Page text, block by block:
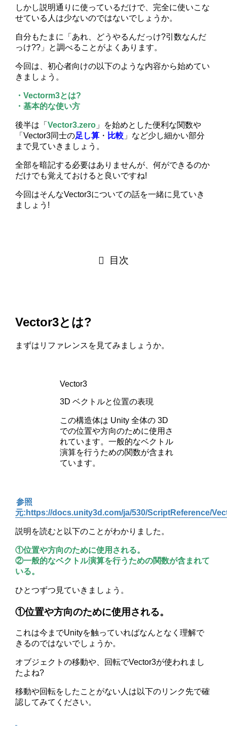
しかし説明通りに使っているだけで、完全に使いこな
せている人は少ないのではないでしょうか。
自分もたまに「あれ、どうやるんだっけ?引数なんだ
っけ??」と調べることがよくあります。
今回は、初心者向けの以下のような内容から始めてい
きましょう。
・Vectorm3とは?
・基本的な使い方
後半は「Vector3.zero 」を始めとした便利な関数や
「Vector3同士の足し算 ・ 比較 」など少し細かい部分
まで見ていきましょう。
全部を暗記する必要はありませんが、何ができるのか
だけでも覚えておけると良いですね!
今回はそんなVector3についての話を一緒に見ていき
ましょう!
目次
Vector3とは?
まずはリファレンスを見てみましょうか。
Vector3
3D ベクトルと位置の表現
この構造体は Unity 全体の 3D
での位置や方向のために使用さ
れています。一般的なベクトル
演算を行うための関数が含まれ
ています。
参照
元:https://docs.unity3d.com/ja/530/ScriptReference/
説明を読むと以下のことがわかりました。
①位置や方向のために使用される。
②一般的なベクトル演算を行うための関数が含まれて
いる。
ひとつずつ見ていきましょう。
①位置や方向のために使用される。
これは今までUnityを触っていればなんとなく理解で
きるのではないでしょうか。
オブジェクトの移動や、回転でVector3が使われまし
たよね?
移動や回転をしたことがない人は以下のリンク先で確
認してみてください。